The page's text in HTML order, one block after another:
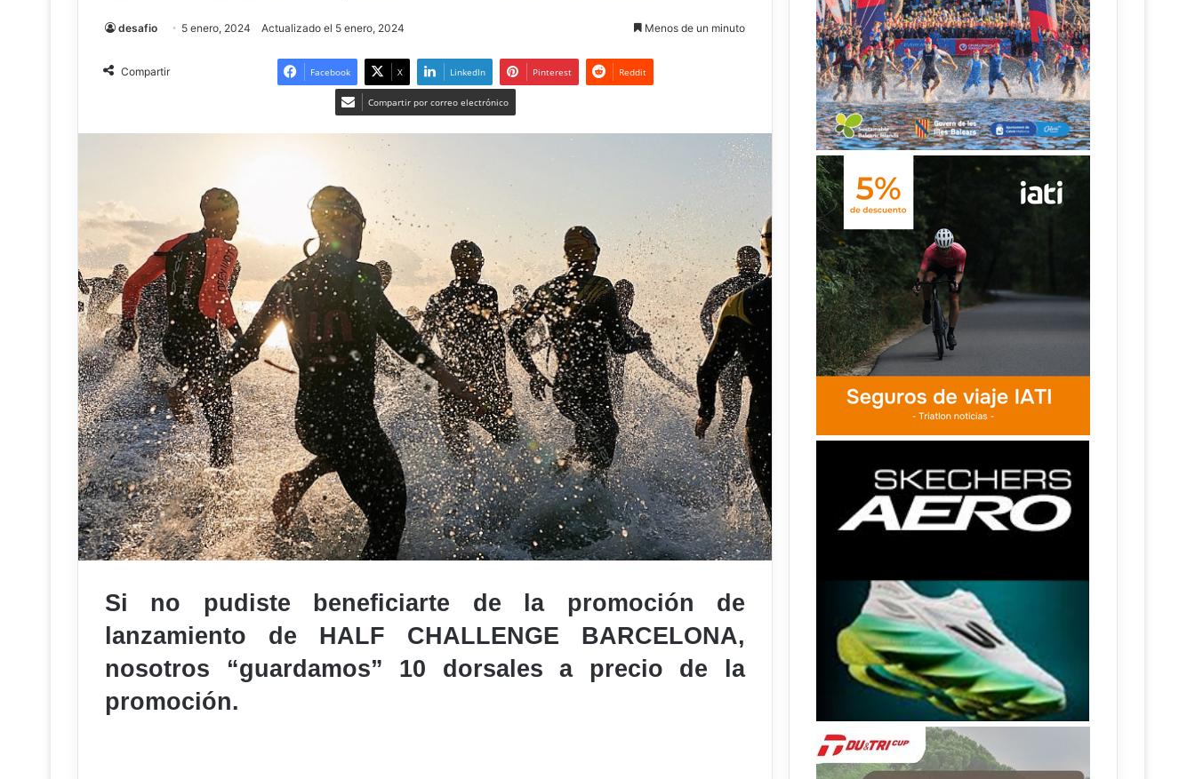
desafio 5 enero, 2024 Actualizado el 5 enero, 2024 Menos de un minuto
Compartir Facebook X LinkedIn Pinterest Reddit
Compartir por correo electrónico
Si no pudiste beneficiarte de la promoción de
lanzamiento de HALF CHALLENGE BARCELONA,
nosotros “guardamos” 10 dorsales a precio de la
promoción.